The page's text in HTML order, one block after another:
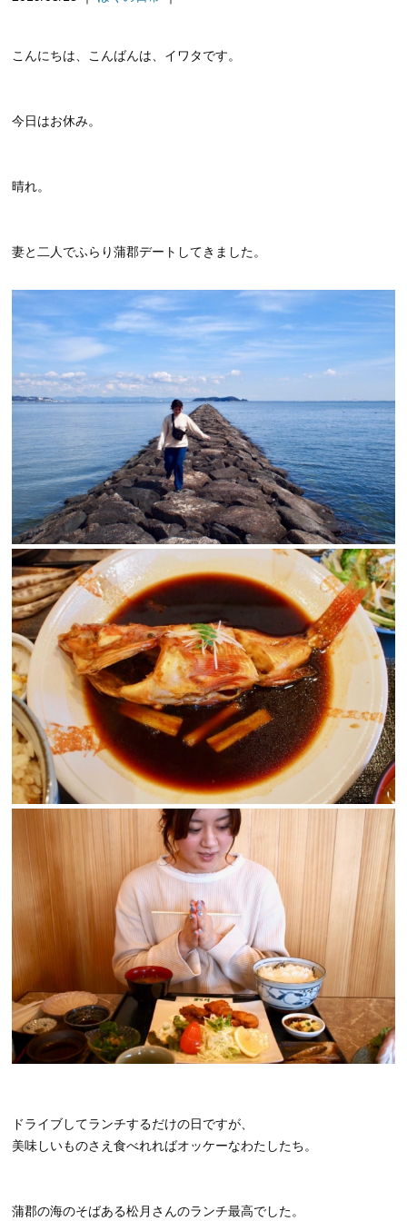
こんにちは、こんばんは、イワタです。
今日はお休み。
晴れ。
妻と二人でふらり蒲郡デートしてきました。
ドライブしてランチするだけの日ですが、
美味しいものさえ食べれればオッケーなわたしたち。
蒲郡の海のそばある松月さんのランチ最高でした。